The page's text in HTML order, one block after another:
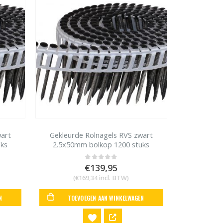
Gekleurde Rolnagels RVS zwart
2.5x50mm bolkop 1200 stuks
0out of 5
€139,95
(€169,34incl. BTW)
TOEVOEGEN AAN WINKELWAGEN